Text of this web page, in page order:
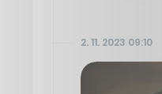
2. 11. 2023 09:10